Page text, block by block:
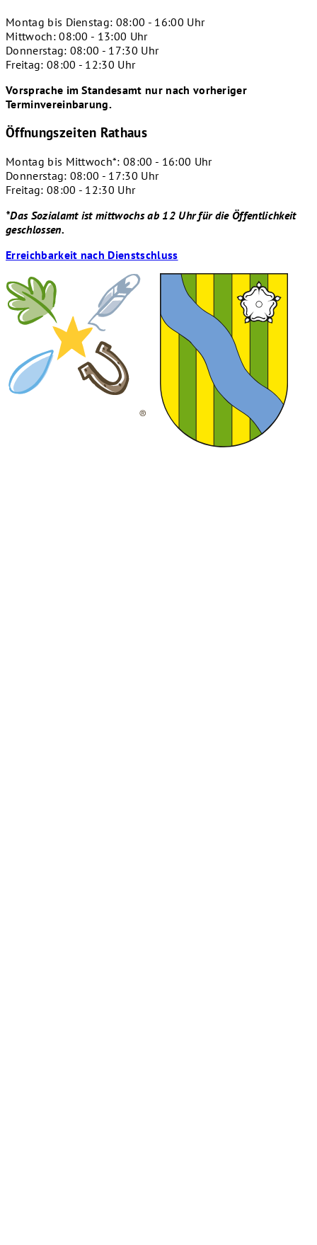
Montag bis Dienstag: 08:00 - 16:00 Uhr
Mittwoch: 08:00 - 13:00 Uhr
Donnerstag: 08:00 - 17:30 Uhr
Freitag: 08:00 - 12:30 Uhr
Vorsprache im Standesamt nur nach vorheriger
Terminvereinbarung.
Öffnungszeiten Rathaus
Montag bis Mittwoch*: 08:00 - 16:00 Uhr
Donnerstag: 08:00 - 17:30 Uhr
Freitag: 08:00 - 12:30 Uhr
*Das Sozialamt ist mittwochs ab 12 Uhr für die Öffentlichkeit
geschlossen.
Erreichbarkeit nach Dienstschluss